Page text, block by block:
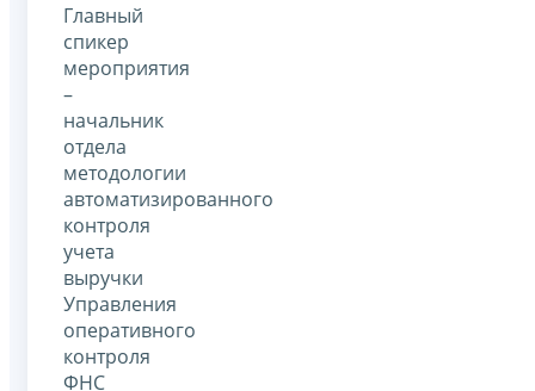
Главный
спикер
мероприятия
–
начальник
отдела
методологии
автоматизированного
контроля
учета
выручки
Управления
оперативного
контроля
ФНС